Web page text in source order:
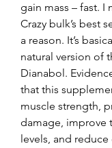
gain mass – fast. I
Crazy bulk’s best
a reason. It’s
natural version of
Dianabol.
that this
muscle strength,
damage, improve
levels, and reduce